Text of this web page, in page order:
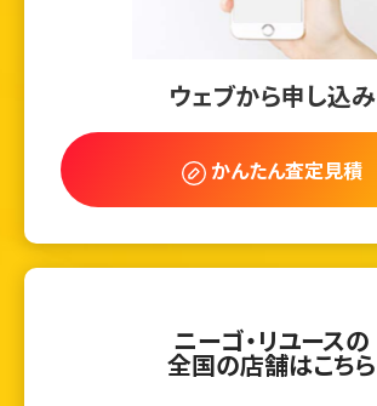
ウェブから申し込み
かんたん査定見積
ニーゴ・リユースの
全国の店舗はこちら